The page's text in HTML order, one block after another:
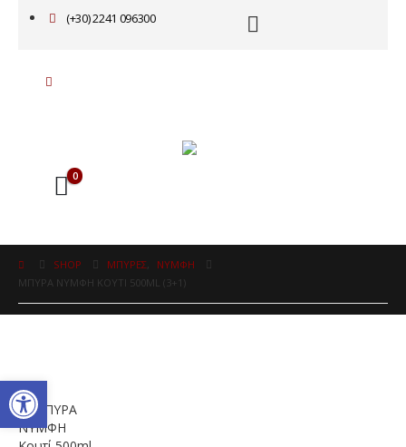
(+30) 2241 096300
0
SHOP ΜΠΥΡΕΣ
ΝΥΜΦΗ
ΜΠΥΡΑ ΝΥΜΦΗ ΚΟΥΤΊ 500ML (3+1)
Ανοίξτε τη γραμμή